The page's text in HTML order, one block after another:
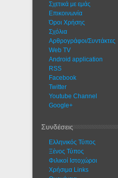
Σχετικά με εμάς
Eπικοινωνία
Όροι Χρήσης
Σχόλια
Αρθρογράφοι/Συντάκτες
Web TV
Android application
RSS
Facebook
Twitter
Youtube Channel
Google+
Συνδέσεις
Ελληνικός Τύπος
Ξένος Τύπος
Φιλικοί Ιστοχώροι
Χρήσιμα Links